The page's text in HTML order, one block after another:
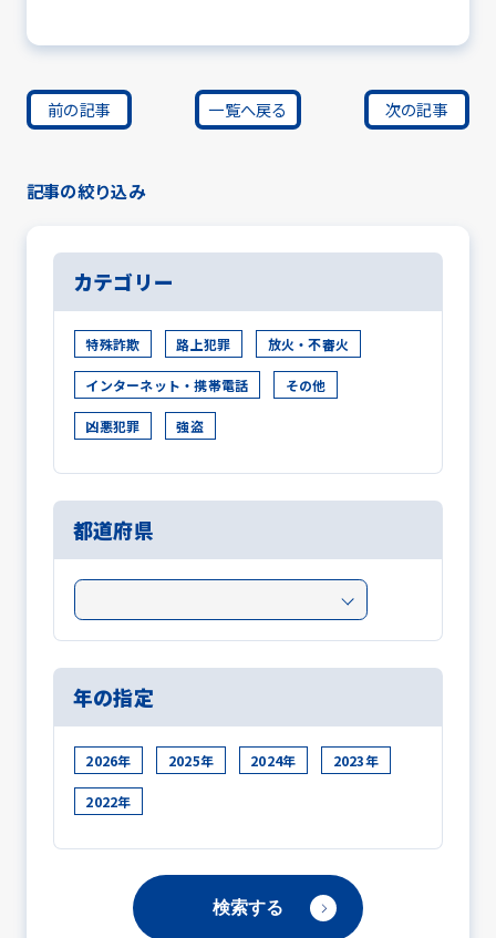
前の記事 一覧へ戻る 次の記事
記事の絞り込み
カテゴリー
特殊詐欺 路上犯罪 放火・不審火
インターネット・携帯電話 その他
凶悪犯罪 強盗
都道府県
年の指定
2026年 2025年 2024年 2023年
2022年